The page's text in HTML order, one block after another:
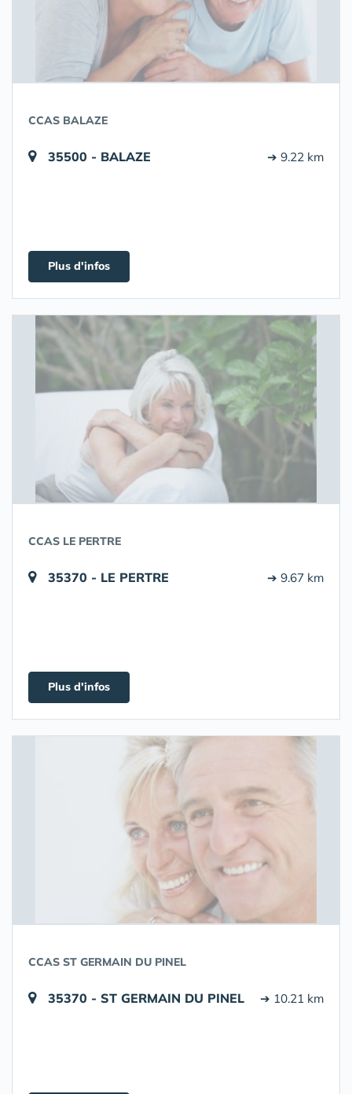
CCAS BALAZE
35500 - BALAZE ➔ 9.22 km
Plus d'infos
CCAS LE PERTRE
35370 - LE PERTRE ➔ 9.67 km
Plus d'infos
CCAS ST GERMAIN DU PINEL
35370 - ST GERMAIN DU PINEL ➔ 10.21 km